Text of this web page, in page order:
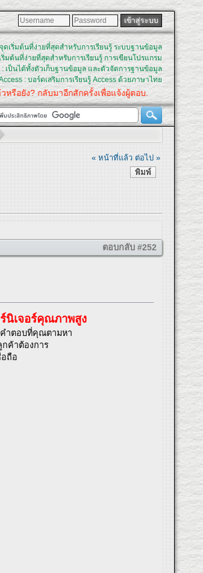
ดเริ่มต้นที่ง่ายที่สุดสำหรับการเรียนรู้ ระบบฐานข้อมูล
ริ่มต้นที่ง่ายที่สุดสำหรับการเรียนรู้ การเขียนโปรแกรม
: เป็นได้ทั้งตัวเก็บฐานข้อมูล และตัวจัดการฐานข้อมูล
: บอร์ดเสริมการเรียนรู้ Access ด้วยภาษาไทย
กลับมาอีกสักครั้งเพื่อแจ้งผู้ตอบ.
« หน้าที่แล้ว ต่อไป »
พิมพ์
ตอบกลับ #252
นิเจอร์คุณภาพสูง
คำตอบที่คุณตามหา
กค้าต้องการ
ถือ